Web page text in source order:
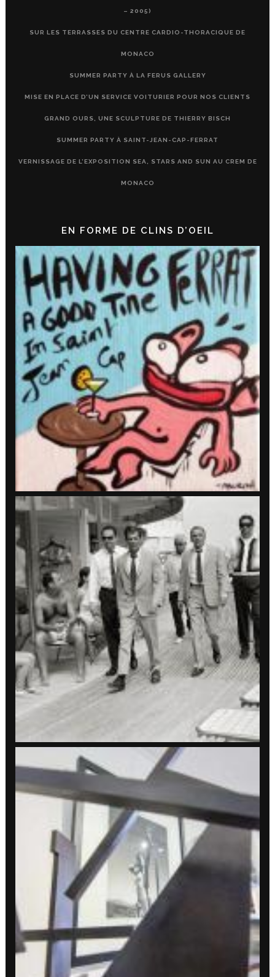
– 2005)
SUR LES TERRASSES DU CENTRE CARDIO-THORACIQUE DE
MONACO
SUMMER PARTY À LA FERUS GALLERY
MISE EN PLACE D’UN SERVICE VOITURIER POUR NOS CLIENTS
GRAND OURS, UNE SCULPTURE DE THIERRY BISCH
SUMMER PARTY À SAINT-JEAN-CAP-FERRAT
VERNISSAGE DE L’EXPOSITION SEA, STARS AND SUN AU CREM DE
MONACO
EN FORME DE CLINS D’OEIL